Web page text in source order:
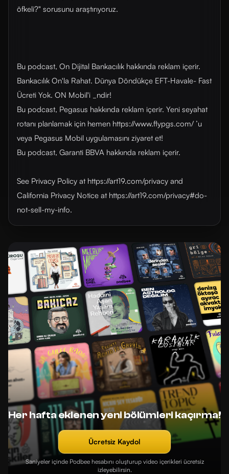
öfkeli?" sorusunu araştırıyoruz.
Bu podcast, On Dijital Bankacılık hakkında reklam içerir.
Bankacılık On'la Rahat. Dünya Döndükçe EFT-Havale- Fast
Ücreti Yok. ON Mobil'i _ndir!
Bu podcast, Pegasus hakkında reklam içerir. Yeni seyahat
rotanı planlamak için hemen https://www.flypgs.com/ ’u
veya Pegasus Mobil uygulamasını ziyaret et!
Bu podcast, Garanti BBVA hakkında reklam içerir.
See Privacy Policy at https://art19.com/privacy and
California Privacy Notice at https://art19.com/privacy#do-
not-sell-my-info.
Her hafta eklenen yeni bölümleri kaçırma!
Ücretsiz Kaydol
Saniyeler içinde Podbee hesabını oluşturup video içerikleri ücretsiz
izleyebilirsin.